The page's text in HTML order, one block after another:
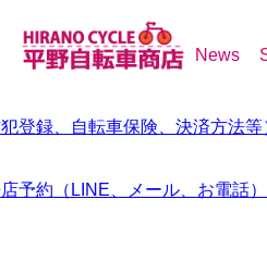
News
ご質問
登録、自転車保険、決済方法等
予約（LINE、メール、お電話）